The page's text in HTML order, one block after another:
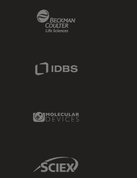
Molecular Devices Link
Sciex Link